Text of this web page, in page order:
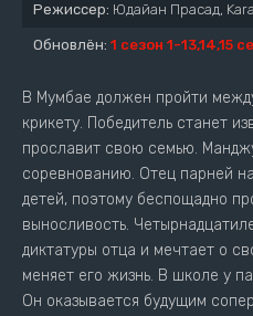
Режиссер: Юдайан Прасад,
Обновлён: 1 сезон 1-13,14,15
В Мумбае должен пройти
крикету. Победитель станет
прославит свою семью.
соревнованию. Отец парней
детей, поэтому беспощадно
выносливость.
диктатуры отца и мечтает о
меняет его жизнь. В школе у
Он оказывается будущим